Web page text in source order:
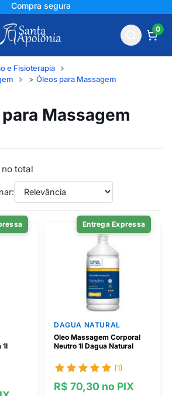
Compra segura
0
e Fisioterapia
Óleos para Massagem
Massagem
total
1l
Entrega Expressa
DAGUA NATURAL
Oleo Massagem Corporal
Neutro 1l Dagua Natural
(1)
R$ 70,30 no PIX